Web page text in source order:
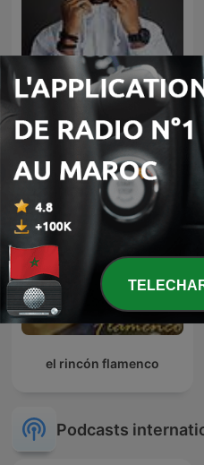
AFROBEAT SPECIAL
el rincón flamenco
Podcasts